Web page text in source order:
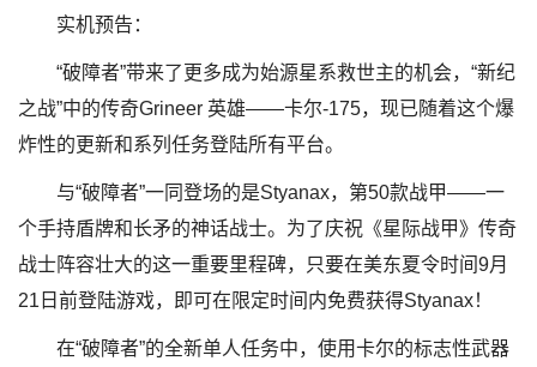
实机预告：
“破障者”带来了更多成为始源星系救世主的机会，“新纪
之战”中的传奇Grineer 英雄——卡尔-175，现已随着这个爆
炸性的更新和系列任务登陆所有平台。
与“破障者”一同登场的是Styanax，第50款战甲——一
个手持盾牌和长矛的神话战士。为了庆祝《星际战甲》传奇
战士阵容壮大的这一重要里程碑，只要在美东夏令时间9月
21日前登陆游戏，即可在限定时间内免费获得Styanax！
在“破障者”的全新单人任务中，使用卡尔的标志性武器